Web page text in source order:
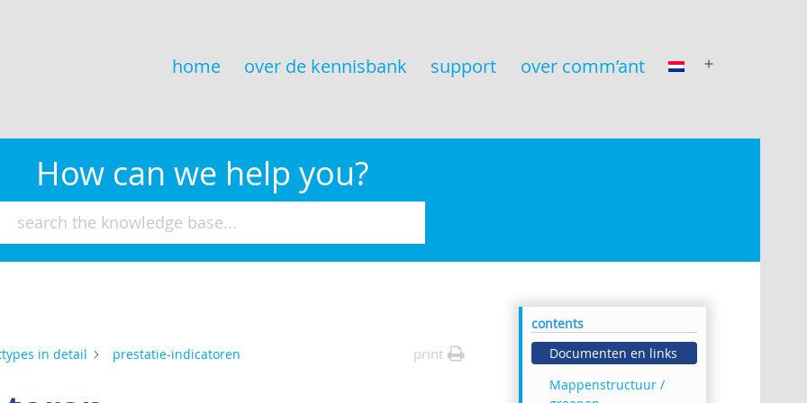
home over de kennisbank support over comm’ant
open
How can we help you?
in detail prestatie-indicatoren print
contents
Documenten en links
Mappenstructuur /